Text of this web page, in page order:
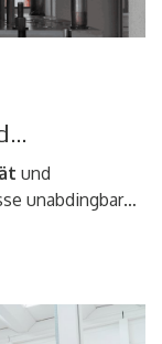
und
unabdingbare
und
extrem hohe
können
Aus